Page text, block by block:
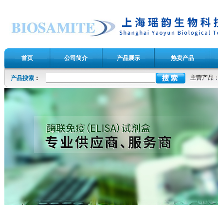
首页 公司简介 产品展示 热卖产品
产品搜索： 主营产品